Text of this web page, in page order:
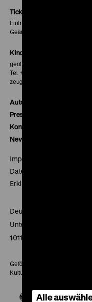
Tickets
Eintritt 5 €
Geänderte Preise sind im
Kinokasse
geöffnet 30 Minuten vor
Tel. + 49 30 20304-770
zeughauskino@dhm.de
Autor*innen
Presse
Kontakt
Newsletter
Impressum
Datenschutz
Erklärung digitale
Deutsches Historisches
Unter den Linden 2
10117 Berlin
Gefördert mit Mitteln des
Kultur und Medien
Alle